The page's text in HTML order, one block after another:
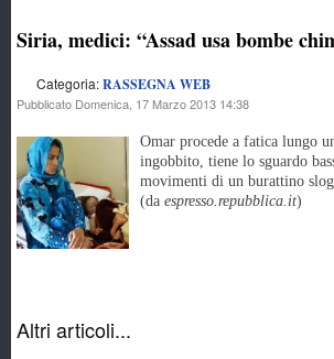
Siria, medici: “Assad usa bombe
Categoria:RASSEGNA WEB
Pubblicato Domenica, 17 Marzo 2013 14:38
Omar procede a fatica lungo
ingobbito, tiene lo sguardo
movimenti di un burattino
(da espresso.repubblica.it)
Altri articoli...